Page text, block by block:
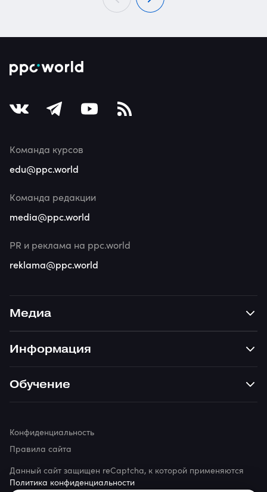
Медиа
Информация
Обучение
Команда курсов
edu@ppc.world
Команда редакции
media@ppc.world
PR и реклама на ppc.world
reklama@ppc.world
Данный сайт защищен reCaptcha, к которой применяются
Политика конфиденциальности
Конфиденциальность
Правила сайта